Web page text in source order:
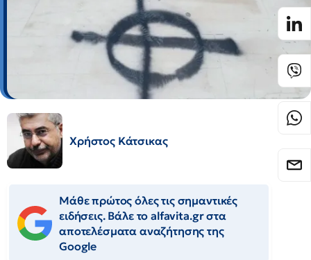
Χρήστος Κάτσικας
Μάθε πρώτος όλες τις σημαντικές
ειδήσεις. Βάλε το alfavita.gr στα
αποτελέσματα αναζήτησης της
Google